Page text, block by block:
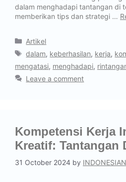
dalam menghadapi tantangan di
memberikan tips dan strategi …
Artikel
dalam, keberhasilan, kerja,
mengatasi, menghadapi,
Leave a comment
Kompetensi Kerja
Kreatif: Tantangan
31 October 2024 by